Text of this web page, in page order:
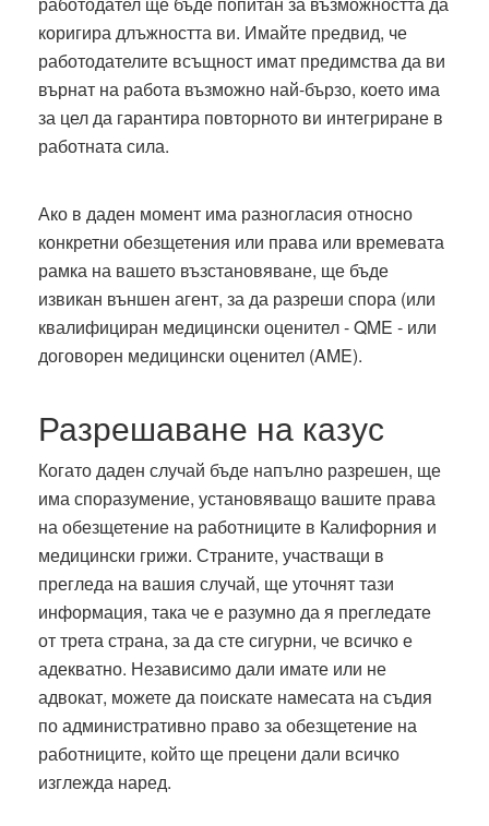
коригира длъжността ви. Имайте предвид, че
работодателите всъщност имат предимства да ви
върнат на работа възможно най-бързо, което има
за цел да гарантира повторното ви интегриране в
работната сила.
Ако в даден момент има разногласия относно
конкретни обезщетения или права или времевата
рамка на вашето възстановяване, ще бъде
извикан външен агент, за да разреши спора (или
квалифициран медицински оценител - QME - или
договорен медицински оценител (AME).
Разрешаване на казус
Когато даден случай бъде напълно разрешен, ще
има споразумение, установяващо вашите права
на обезщетение на работниците в Калифорния и
медицински грижи. Страните, участващи в
прегледа на вашия случай, ще уточнят тази
информация, така че е разумно да я прегледате
от трета страна, за да сте сигурни, че всичко е
адекватно. Независимо дали имате или не
адвокат, можете да поискате намесата на съдия
по административно право за обезщетение на
работниците, който ще прецени дали всичко
изглежда наред.